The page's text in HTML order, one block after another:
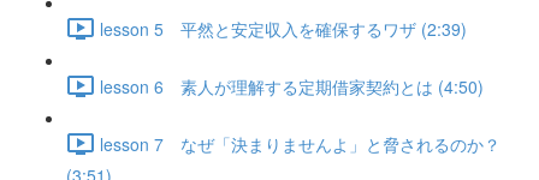
lesson 5 平然と安定収入を確保するワザ (2:39)
lesson 6 素人が理解する定期借家契約とは (4:50)
lesson 7 なぜ「決まりませんよ」と脅されるのか？
(3:51)